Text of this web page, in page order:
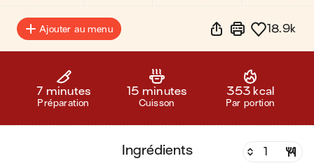
Ajouter au menu 18.9k
7 minutes
Préparation
15 minutes
Cuisson
353 kcal
Par portion
ingrédients